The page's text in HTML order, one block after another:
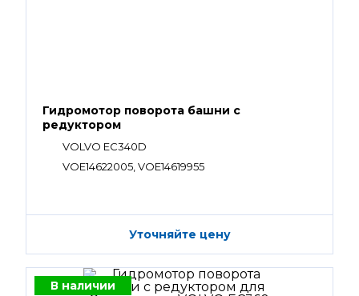
Гидромотор поворота башни с
редуктором
VOLVO EC340D
VOE14622005, VOE14619955
Уточняйте цену
В наличии